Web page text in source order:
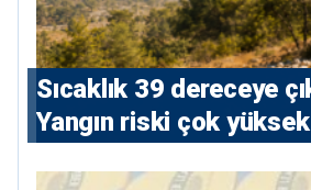
Sıcaklık 39 dereceye
Yangın riski çok yüksek